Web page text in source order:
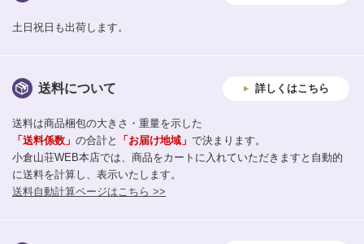
土日祝日も出荷します。
送料について 詳しくはこちら
送料は商品梱包の大きさ・重量を示した
「送料係数」 の合計と 「お届け地域」 で決まります。
小倉山荘WEB本店では、商品をカートに入れていただきますと自動的
に送料を計算し、表示いたします。
送料自動計算ページはこちら >>